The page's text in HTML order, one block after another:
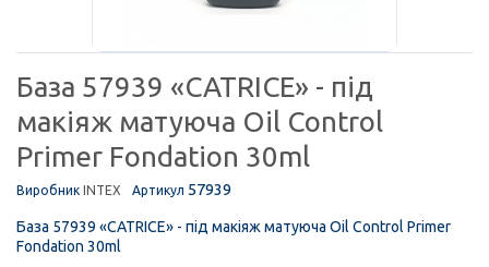
База 57939 «CATRICE» - під
макіяж матуюча Oil Control
Primer Fondation 30ml
Виробник INTEX Артикул 57939
База 57939 «CATRICE» - під макіяж матуюча Oil Control Primer
Fondation 30ml